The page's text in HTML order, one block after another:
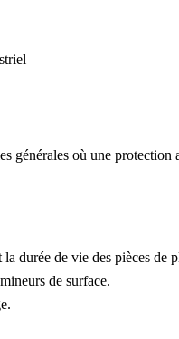
générales où une protection
durée de vie des pièces de
de surface.